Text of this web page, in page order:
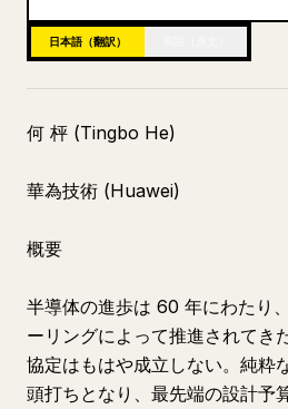
日本語（翻訳）
何 枰 (Tingbo He)
華為技術 (Huawei)
概要
半導体の進歩は 60 年にわたり
ーリングによって推進されてき
協定はもはや成立しない。純粋
頭打ちとなり、最先端の設計予